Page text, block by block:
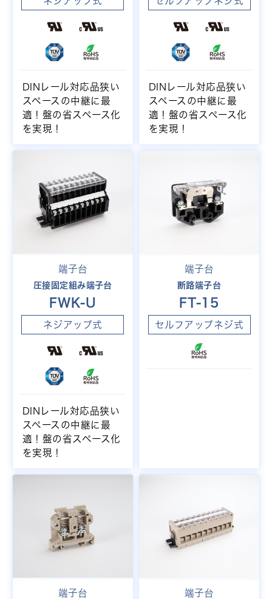
DINレール対応品狭い
スペースの中継に最
適！盤の省スペース化
を実現！
DINレール対応品狭い
スペースの中継に最
適！盤の省スペース化
を実現！
端子台
圧接固定組み端子台
FWK-U
ネジアップ式
DINレール対応品狭い
スペースの中継に最
適！盤の省スペース化
を実現！
端子台
断路端子台
FT-15
セルフアップネジ式
端子台 端子台